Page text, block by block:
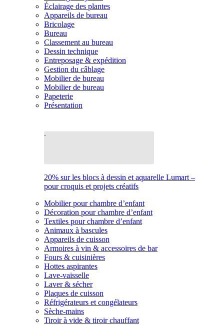
Éclairage des plantes
Appareils de bureau
Bricolage
Bureau
Classement au bureau
Dessin technique
Entreposage & expédition
Gestion du câblage
Mobilier de bureau
Mobilier de bureau
Papeterie
Présentation
20% sur les blocs à dessin et aquarelle Lumart –
pour croquis et projets créatifs
Mobilier pour chambre d’enfant
Décoration pour chambre d’enfant
Textiles pour chambre d’enfant
Animaux à bascules
Appareils de cuisson
Armoires à vin & accessoires de bar
Fours & cuisinières
Hottes aspirantes
Lave-vaisselle
Laver & sécher
Plaques de cuisson
Réfrigérateurs et congélateurs
Sèche-mains
Tiroir à vide & tiroir chauffant